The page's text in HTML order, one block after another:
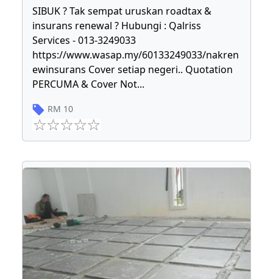
SIBUK ? Tak sempat uruskan roadtax &
insurans renewal ? Hubungi : Qalriss
Services - 013-3249033
https://www.wasap.my/60133249033/nakren
ewinsurans Cover setiap negeri.. Quotation
PERCUMA & Cover Not...
RM 10